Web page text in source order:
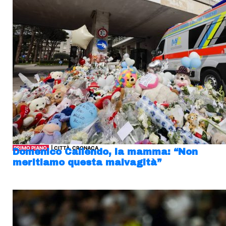
PRIMO PIANO| CITTÀ, CRONACA
Domenico Caliendo, la mamma: “Non
meritiamo questa malvagità”